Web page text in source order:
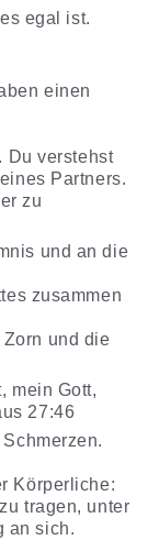
egal ist.
einen
Du verstehst
Partners.
zu
und an die
zusammen
Zorn und die
mein Gott,
27:46
Körperliche:
tragen, unter
an sich.